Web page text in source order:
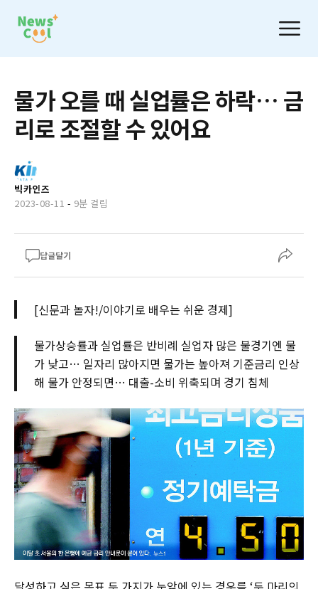
물가 오를 때 실업률은 하락… 금
리로 조절할 수 있어요
빅카인즈
2023-08-11 - 9분 걸림
답글달기
[신문과 놀자!/이야기로 배우는 쉬운 경제]
물가상승률과 실업률은 반비례 실업자 많은 불경기엔 물
가 낮고… 일자리 많아지면 물가는 높아져 기준금리 인상
해 물가 안정되면… 대출-소비 위축되며 경기 침체